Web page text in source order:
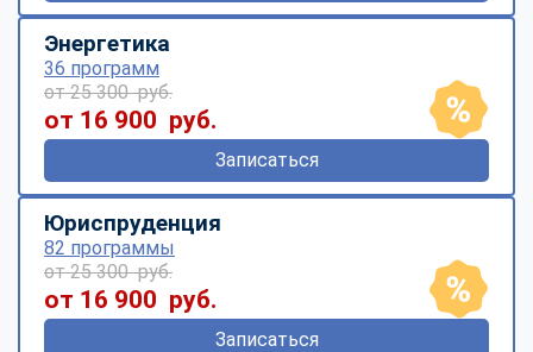
Энергетика
36 программ
от 25 300 руб.
от 16 900 руб.
Записаться
Юриспруденция
82 программы
от 25 300 руб.
от 16 900 руб.
Записаться